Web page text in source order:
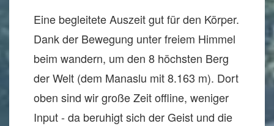
Eine begleitete Auszeit gut für den Körper.
Dank der Bewegung unter freiem Himmel
beim wandern, um den 8 höchsten Berg
der Welt (dem Manaslu mit 8.163 m). Dort
oben sind wir große Zeit offline, weniger
Input - da beruhigt sich der Geist und die